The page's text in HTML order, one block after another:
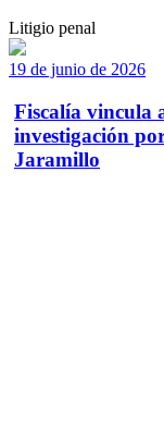
Litigio penal
19 de junio de 2026
Fiscalía vincula
investigación
Jaramillo